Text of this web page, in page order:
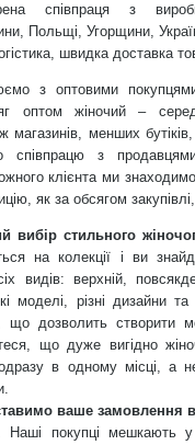
співпраця з
Польщі, Угорщини,
швидка доставка
з оптовими
оптом жіночий –
магазинів, менших
співпрацю з
клієнта ми знаходимо
як за обсягом
вибір стильного
на колекції і ви
видів: верхній,
моделі, різні дизайни
що дозволить створити
що дуже вигідно
в одному місці, а
ваше замовлення
Наші покупці мешкають у